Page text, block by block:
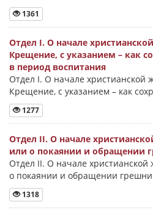
1361
Отдел I. О начале
Крещение, с указанием – как
в период воспитания
Отдел I. О начале христианской
Крещение, с указанием – как
1277
Отдел II. О начале
или о покаянии и обращении
Отдел II. О начале
о покаянии и обращении
1318